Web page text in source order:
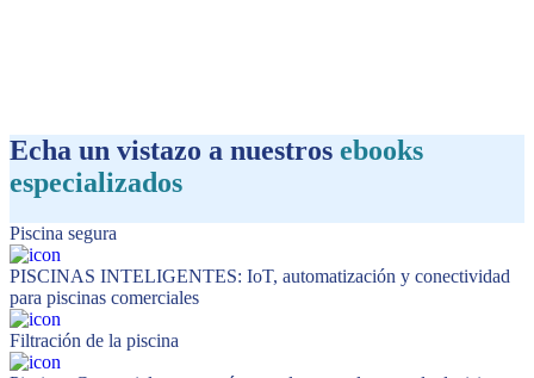
Echa un vistazo a nuestros ebooks
especializados
Piscina segura
PISCINAS INTELIGENTES: IoT, automatización y conectividad
para piscinas comerciales
Filtración de la piscina